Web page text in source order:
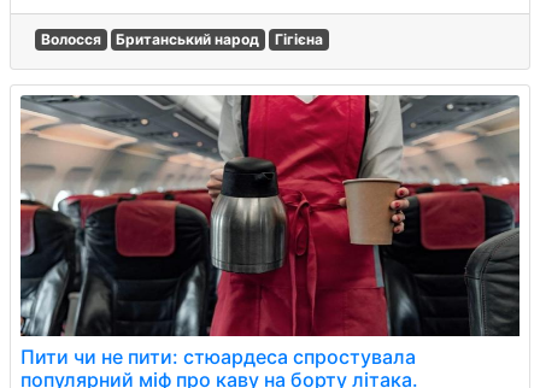
Волосся Британський народ Гігієна
Пити чи не пити: стюардеса спростувала
популярний міф про каву на борту літака.